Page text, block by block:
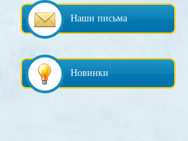
Наши письма
Новинки